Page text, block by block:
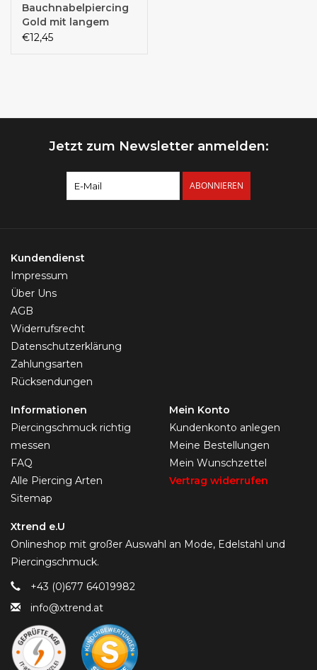
Bauchnabelpiercing
Gold mit langem
Kristall-Anhänger –
€12,45
Jetzt zum Newsletter anmelden:
ABONNIEREN
Kundendienst
Impressum
Über Uns
AGB
Widerrufsrecht
Datenschutzerklärung
Zahlungsarten
Rücksendungen
Informationen
Piercingschmuck richtig
messen
FAQ
Alle Piercing Arten
Sitemap
Mein Konto
Kundenkonto anlegen
Meine Bestellungen
Mein Wunschzettel
Vertrag widerrufen
Xtrend e.U
Onlineshop mit großer Auswahl an Mode, Edelstahl und
Piercingschmuck.
+43 (0)677 64019982
info@xtrend.at